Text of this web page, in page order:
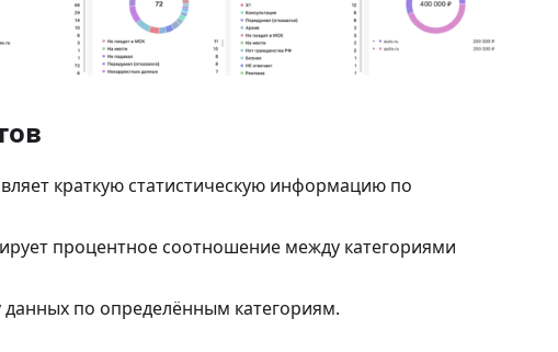
краткую статистическую информацию по
процентное соотношение между категориями
данных по определённым категориям.